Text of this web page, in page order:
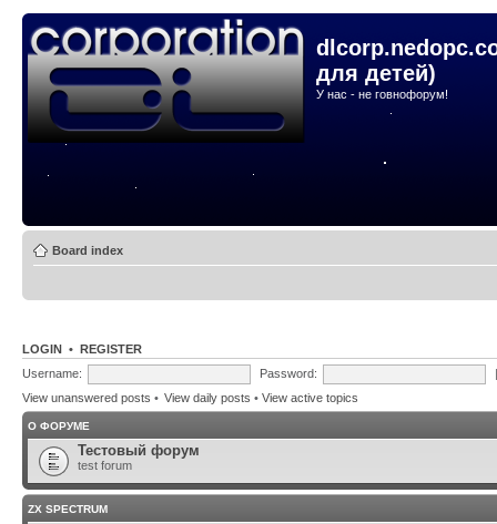
для детей)
У нас - не говнофорум!
Board index
LOGIN • REGISTER
Username:
Password:
View unanswered posts • View daily posts • View active topics
О ФОРУМЕ
Тестовый форум
test forum
ZX SPECTRUM